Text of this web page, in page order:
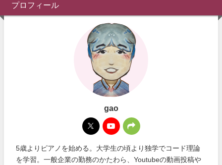
プロフィール
gao
5歳よりピアノを始める。大学生の頃より独学でコード理論
を学習。一般企業の勤務のかたわら、Youtubeの動画投稿や